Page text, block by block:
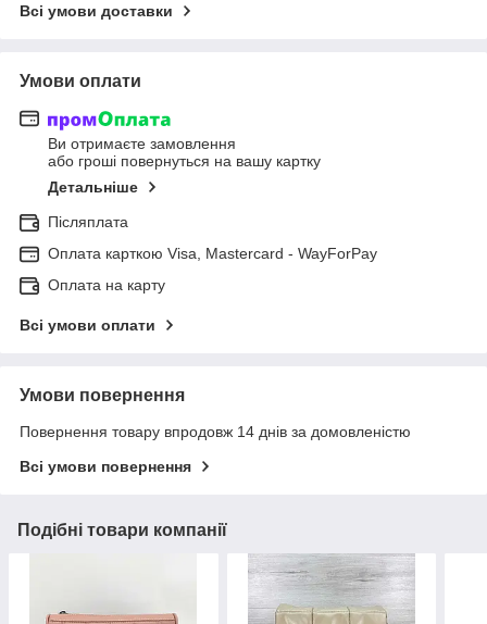
Всі умови доставки
Умови оплати
Ви отримаєте замовлення
або гроші повернуться на вашу картку
Детальніше
Післяплата
Оплата карткою Visa, Mastercard - WayForPay
Оплата на карту
Всі умови оплати
Умови повернення
Повернення товару впродовж 14 днів за домовленістю
Всі умови повернення
Подібні товари компанії